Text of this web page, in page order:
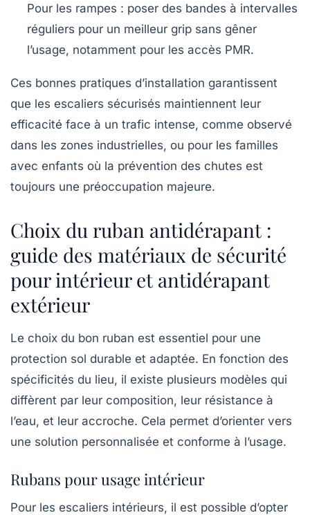
Pour les rampes : poser des bandes à intervalles
réguliers pour un meilleur grip sans gêner
l’usage, notamment pour les accès PMR.
Ces bonnes pratiques d’installation garantissent
que les escaliers sécurisés maintiennent leur
efficacité face à un trafic intense, comme observé
dans les zones industrielles, ou pour les familles
avec enfants où la prévention des chutes est
toujours une préoccupation majeure.
Choix du ruban antidérapant :
guide des matériaux de sécurité
pour intérieur et antidérapant
extérieur
Le choix du bon ruban est essentiel pour une
protection sol durable et adaptée. En fonction des
spécificités du lieu, il existe plusieurs modèles qui
diffèrent par leur composition, leur résistance à
l’eau, et leur accroche. Cela permet d’orienter vers
une solution personnalisée et conforme à l’usage.
Rubans pour usage intérieur
Pour les escaliers intérieurs, il est possible d’opter